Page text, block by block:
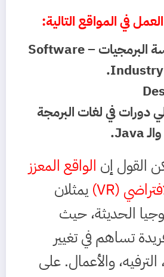
في المواقع التالية:
مؤسسات هندسة البرمجيات – Software
Industry
دورات في لغات البرمجة
القول إن الواقع المعزز
يمثلان
الحديثة، حيث
تساهم في تغيير
والأعمال. على